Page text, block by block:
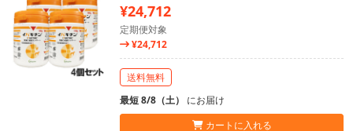
¥24,712
定期便対象
¥24,712
送料無料
最短 8/8（土） にお届け
カートに入れる